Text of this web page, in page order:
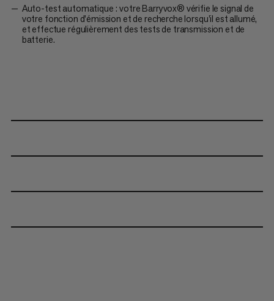
Auto-test automatique : votre Barryvox® vérifie le signal de
votre fonction d’émission et de recherche lorsqu’il est allumé,
et effectue régulièrement des tests de transmission et de
batterie.